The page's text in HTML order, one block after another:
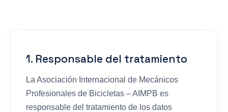
1. Responsable del tratamiento
La Asociación Internacional de Mecánicos
Profesionales de Bicicletas – AIMPB es
responsable del tratamiento de los datos